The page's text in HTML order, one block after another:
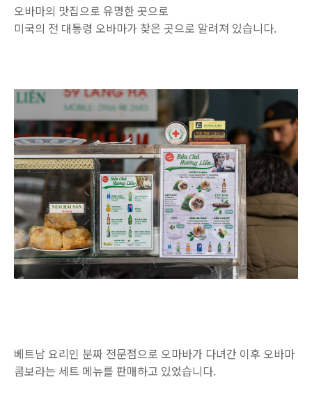
오바마의 맛집으로 유명한 곳으로
미국의 전 대통령 오바마가 찾은 곳으로 알려져 있습니다.
베트남 요리인 분짜 전문점으로 오마바가 다녀간 이후 오바마
콤보라는 세트 메뉴를 판매하고 있었습니다.